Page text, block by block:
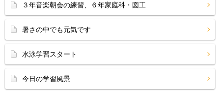
３年音楽朝会の練習、６年家庭科・図工
暑さの中でも元気です
水泳学習スタート
今日の学習風景